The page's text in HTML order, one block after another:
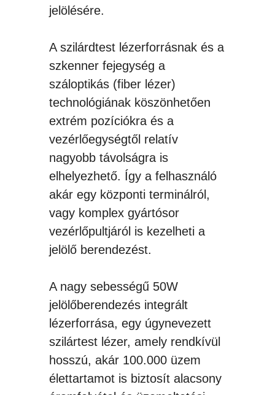
jelölésére.
A szilárdtest lézerforrásnak és a
szkenner fejegység a
száloptikás (fiber lézer)
technológiának köszönhetően
extrém pozíciókra és a
vezérlőegységtől relatív
nagyobb távolságra is
elhelyezhető. Így a felhasználó
akár egy központi terminálról,
vagy komplex gyártósor
vezérlőpultjáról is kezelheti a
jelölő berendezést.
A nagy sebességű 50W
jelölőberendezés integrált
lézerforrása, egy úgynevezett
szilártest lézer, amely rendkívül
hosszú, akár 100.000 üzem
élettartamot is biztosít alacsony